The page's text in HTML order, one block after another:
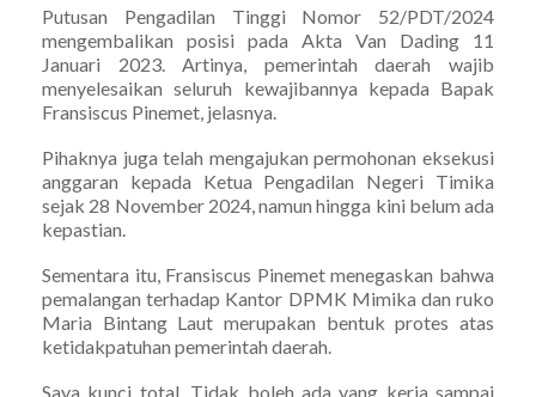
Putusan Pengadilan Tinggi Nomor 52/PDT/2024
mengembalikan posisi pada Akta Van Dading 11
Januari 2023. Artinya, pemerintah daerah wajib
menyelesaikan seluruh kewajibannya kepada Bapak
Fransiscus Pinemet, jelasnya.
Pihaknya juga telah mengajukan permohonan eksekusi
anggaran kepada Ketua Pengadilan Negeri Timika
sejak 28 November 2024, namun hingga kini belum ada
kepastian.
Sementara itu, Fransiscus Pinemet menegaskan bahwa
pemalangan terhadap Kantor DPMK Mimika dan ruko
Maria Bintang Laut merupakan bentuk protes atas
ketidakpatuhan pemerintah daerah.
Saya kunci total. Tidak boleh ada yang kerja sampai